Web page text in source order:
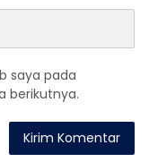
saya pada
berikutnya.